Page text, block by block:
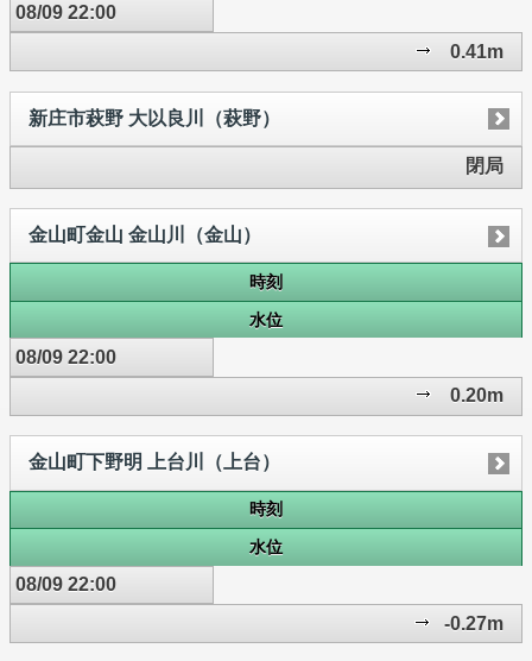
08/09 22:00
0.41m
新庄市萩野 大以良川（萩野）
閉局
金山町金山 金山川（金山）
時刻
水位
08/09 22:00
0.20m
金山町下野明 上台川（上台）
時刻
水位
08/09 22:00
-0.27m